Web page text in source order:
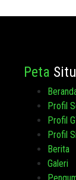
Peta
Profil
Profil
Profil
Berita
Galeri